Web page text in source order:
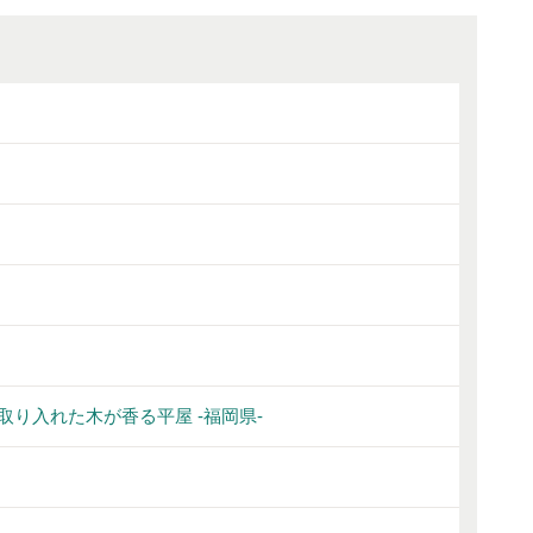
り入れた木が香る平屋 -福岡県-